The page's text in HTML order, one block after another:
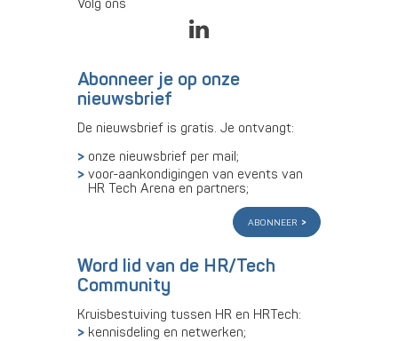
Volg ons
Abonneer je op onze
nieuwsbrief
De nieuwsbrief is gratis. Je ontvangt:
onze nieuwsbrief per mail;
voor-aankondigingen van events van
HR Tech Arena en partners;
abonneer
Word lid van de HR/Tech
Community
Kruisbestuiving tussen HR en HRTech:
kennisdeling en netwerken;